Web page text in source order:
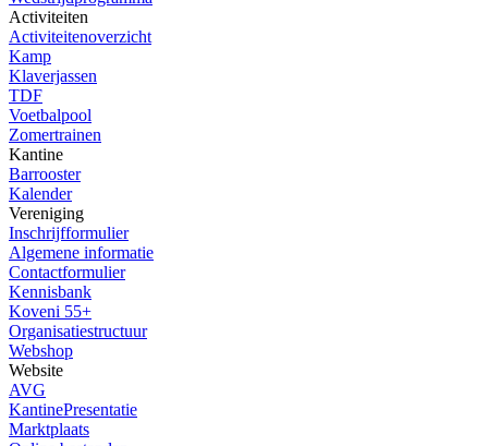
Activiteiten
Activiteitenoverzicht
Kamp
Klaverjassen
TDF
Voetbalpool
Zomertrainen
Kantine
Barrooster
Kalender
Vereniging
Inschrijfformulier
Algemene informatie
Contactformulier
Kennisbank
Koveni 55+
Organisatiestructuur
Webshop
Website
AVG
KantinePresentatie
Marktplaats